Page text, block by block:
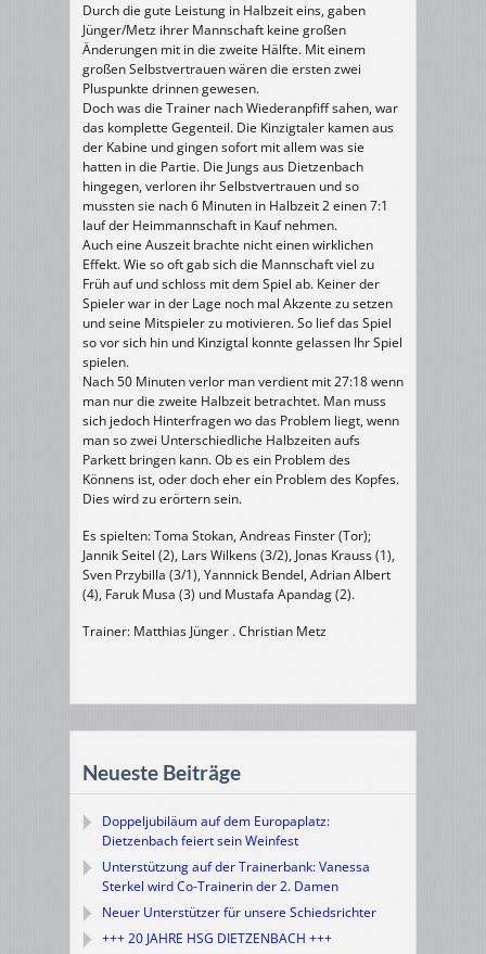
Durch die gute Leistung in Halbzeit eins, gaben
Jünger/Metz ihrer Mannschaft keine großen
Änderungen mit in die zweite Hälfte. Mit einem
großen Selbstvertrauen wären die ersten zwei
Pluspunkte drinnen gewesen.
Doch was die Trainer nach Wiederanpfiff sahen, war
das komplette Gegenteil. Die Kinzigtaler kamen aus
der Kabine und gingen sofort mit allem was sie
hatten in die Partie. Die Jungs aus Dietzenbach
hingegen, verloren ihr Selbstvertrauen und so
mussten sie nach 6 Minuten in Halbzeit 2 einen 7:1
lauf der Heimmannschaft in Kauf nehmen.
Auch eine Auszeit brachte nicht einen wirklichen
Effekt. Wie so oft gab sich die Mannschaft viel zu
Früh auf und schloss mit dem Spiel ab. Keiner der
Spieler war in der Lage noch mal Akzente zu setzen
und seine Mitspieler zu motivieren. So lief das Spiel
so vor sich hin und Kinzigtal konnte gelassen Ihr Spiel
spielen.
Nach 50 Minuten verlor man verdient mit 27:18 wenn
man nur die zweite Halbzeit betrachtet. Man muss
sich jedoch Hinterfragen wo das Problem liegt, wenn
man so zwei Unterschiedliche Halbzeiten aufs
Parkett bringen kann. Ob es ein Problem des
Könnens ist, oder doch eher ein Problem des Kopfes.
Dies wird zu erörtern sein.
Es spielten: Toma Stokan, Andreas Finster (Tor);
Jannik Seitel (2), Lars Wilkens (3/2), Jonas Krauss (1),
Sven Przybilla (3/1), Yannnick Bendel, Adrian Albert
(4), Faruk Musa (3) und Mustafa Apandag (2).
Trainer: Matthias Jünger . Christian Metz
Neueste Beiträge
Doppeljubiläum auf dem Europaplatz:
Dietzenbach feiert sein Weinfest
Unterstützung auf der Trainerbank: Vanessa
Sterkel wird Co-Trainerin der 2. Damen
Neuer Unterstützer für unsere Schiedsrichter
+++ 20 JAHRE HSG DIETZENBACH +++